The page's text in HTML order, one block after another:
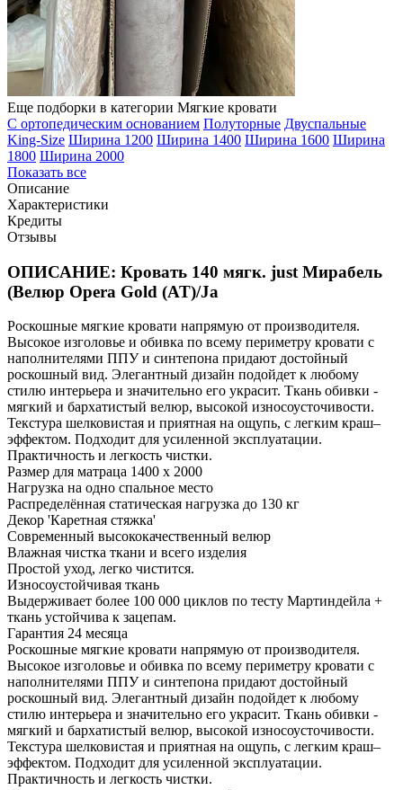
Еще подборки в категории Мягкие кровати
С ортопедическим основанием Полуторные Двуспальные
King-Size Ширина 1200 Ширина 1400 Ширина 1600 Ширина
1800 Ширина 2000
Показать все
Описание
Характеристики
Кредиты
Отзывы
ОПИСАНИЕ: Кровать 140 мягк. just Мирабель
(Велюр Opera Gold (AT)/Ja
Роскошные мягкие кровати напрямую от производителя.
Высокое изголовье и обивка по всему периметру кровати с
наполнителями ППУ и синтепона придают достойный
роскошный вид. Элегантный дизайн подойдет к любому
стилю интерьера и значительно его украсит. Ткань обивки -
мягкий и бархатистый велюр, высокой износоусточивости.
Текстура шелковистая и приятная на ощупь, с легким краш–
эффектом. Подходит для усиленной эксплуатации.
Практичность и легкость чистки.
Размер для матраца 1400 x 2000
Нагрузка на одно спальное место
Распределённая статическая нагрузка до 130 кг
Декор 'Каретная стяжка'
Современный высококачественный велюр
Влажная чистка ткани и всего изделия
Простой уход, легко чистится.
Износоустойчивая ткань
Выдерживает более 100 000 циклов по тесту Мартиндейла +
ткань устойчива к зацепам.
Гарантия 24 месяца
Роскошные мягкие кровати напрямую от производителя.
Высокое изголовье и обивка по всему периметру кровати с
наполнителями ППУ и синтепона придают достойный
роскошный вид. Элегантный дизайн подойдет к любому
стилю интерьера и значительно его украсит. Ткань обивки -
мягкий и бархатистый велюр, высокой износоусточивости.
Текстура шелковистая и приятная на ощупь, с легким краш–
эффектом. Подходит для усиленной эксплуатации.
Практичность и легкость чистки.